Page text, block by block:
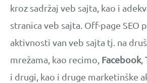
kroz sadržaj veb sajta, kao i
stranica veb sajta. Off-page SEO
aktivnosti van veb sajta tj. na
mrežama, kao recimo, Facebook,
i drugi, kao i druge marketinške